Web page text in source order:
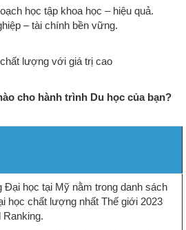
học tập khoa học – hiệu quả.
– tài chính bền vững.
lượng với giá trị cao
cho hành trình Du học của bạn?
học tại Mỹ nằm trong danh sách
học chất lượng nhất Thế giới 2023
Ranking.